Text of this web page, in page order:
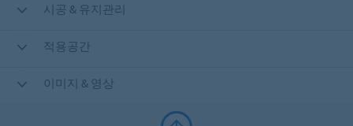
시공 & 유지관리
적용공간
이미지 & 영상